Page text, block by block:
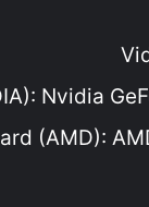
Nvidia
(AMD):